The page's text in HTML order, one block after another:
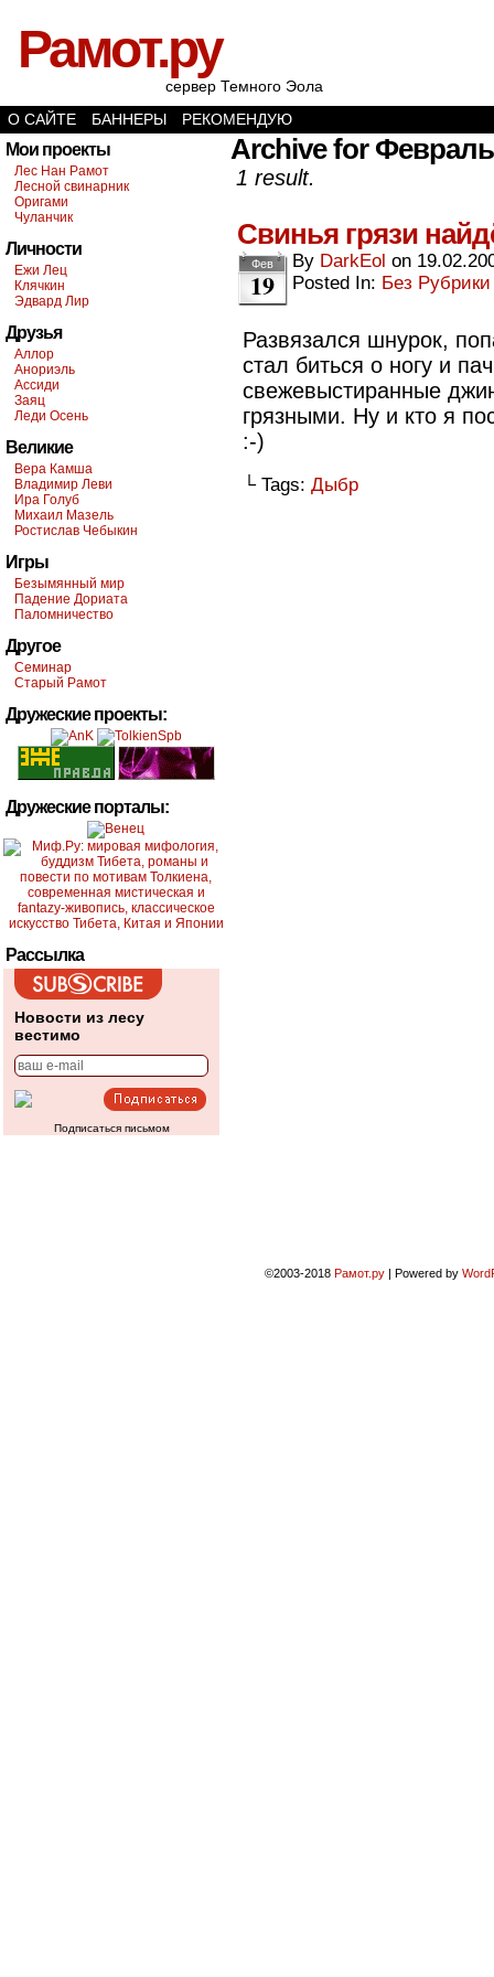
Рамот.ру
сервер Темного Эола
О САЙТЕ
БАННЕРЫ РЕКОМЕНДУЮ
Мои проекты
Лес Нан Рамот
Лесной свинарник
Оригами
Чуланчик
Личности
Ежи Лец
Клячкин
Эдвард Лир
Друзья
Аллор
Анориэль
Ассиди
Заяц
Леди Осень
Великие
Вера Камша
Владимир Леви
Ира Голуб
Михаил Мазель
Ростислав Чебыкин
Игры
Безымянный мир
Падение Дориата
Паломничество
Другое
Семинар
Старый Рамот
Дружеские проекты:
Дружеские порталы:
Рассылка
Новости из лесу
вестимо
Подписаться письмом
Archive for Февраль
1 result.
Свинья грязи
Фев
19
By DarkEol on
Posted In: Без Рубрики
Развязался шнурок,
стал биться о ногу и
свежевыстиранные
грязными. Ну и кто я
:-)
└ Tags: Дыбр
©2003-2018 Рамот.ру | Powered by